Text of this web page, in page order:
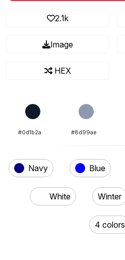
2.1k
Image
HEX
#0d1b2a #8d99ae
Navy Blue
White Winter
4 colors